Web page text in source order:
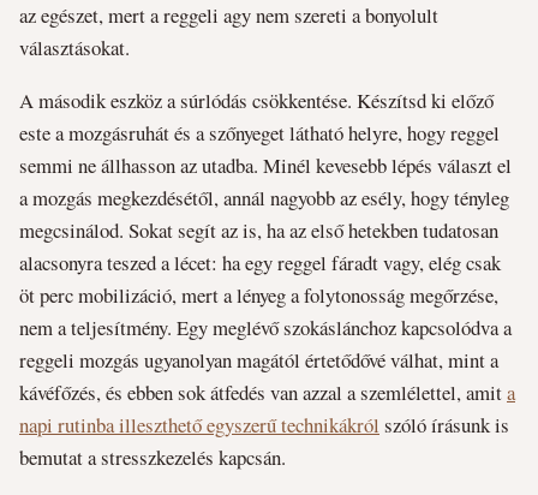
az egészet, mert a reggeli agy nem szereti a bonyolult
választásokat.
A második eszköz a súrlódás csökkentése. Készítsd ki előző
este a mozgásruhát és a szőnyeget látható helyre, hogy reggel
semmi ne állhasson az utadba. Minél kevesebb lépés választ el
a mozgás megkezdésétől, annál nagyobb az esély, hogy tényleg
megcsinálod. Sokat segít az is, ha az első hetekben tudatosan
alacsonyra teszed a lécet: ha egy reggel fáradt vagy, elég csak
öt perc mobilizáció, mert a lényeg a folytonosság megőrzése,
nem a teljesítmény. Egy meglévő szokáslánchoz kapcsolódva a
reggeli mozgás ugyanolyan magától értetődővé válhat, mint a
kávéfőzés, és ebben sok átfedés van azzal a szemlélettel, amita
napi rutinba illeszthető egyszerű technikákról szóló írásunk is
bemutat a stresszkezelés kapcsán.